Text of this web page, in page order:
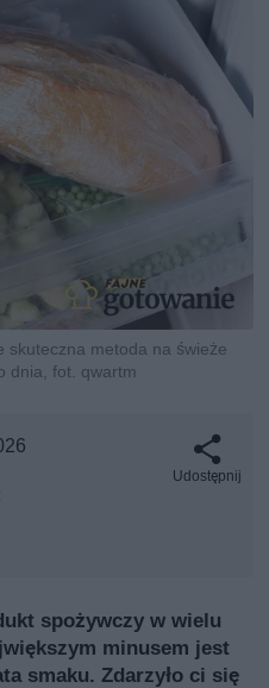
skuteczna metoda na świeże
dnia, fot. qwartm
Udostępnij
spożywczy w wielu
minusem jest
smaku. Zdarzyło ci się